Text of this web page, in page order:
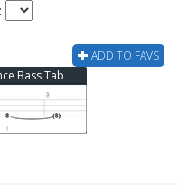
ADD TO FAVS
Bass Tab